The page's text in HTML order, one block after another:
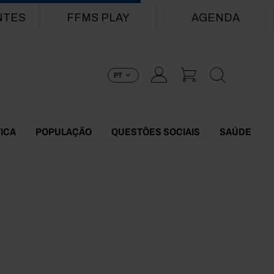
FFMS PLAY AGENDA
PT
POPULAÇÃO QUESTÕES SOCIAIS SAÚDE